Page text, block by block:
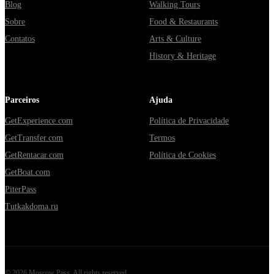
Blog
Sobre
Contatos
Walking Tours
Food & Restaurants
Arts & Culture
History & Heritage
Parceiros
GetExperience.com
GetTransfer.com
GetRentacar.com
GetBoat.com
PiterPass
Tutkakdoma.ru
Ajuda
Política de Privacidade
Termos
Política de Cookies